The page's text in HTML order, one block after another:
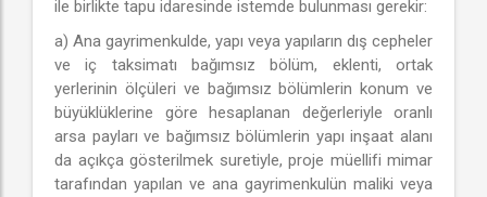
ile birlikte tapu idaresinde istemde bulunması gerekir:
a) Ana gayrimenkulde, yapı veya yapıların dış cepheler
ve iç taksimatı bağımsız bölüm, eklenti, ortak
yerlerinin ölçüleri ve bağımsız bölümlerin konum ve
büyüklüklerine göre hesaplanan değerleriyle oranlı
arsa payları ve bağımsız bölümlerin yapı inşaat alanı
da açıkça gösterilmek suretiyle, proje müellifi mimar
tarafından yapılan ve ana gayrimenkulün maliki veya